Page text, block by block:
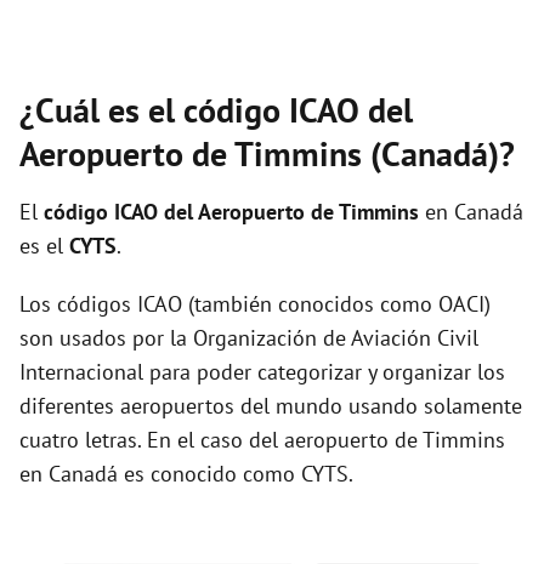
¿Cuál es el código ICAO del
Aeropuerto de Timmins (Canadá)?
El código ICAO delAeropuerto de Timmins en Canadá
es el CYTS.
Los códigos ICAO (también conocidos como OACI)
son usados por la Organización de Aviación Civil
Internacional para poder categorizar y organizar los
diferentes aeropuertos del mundo usando solamente
cuatro letras. En el caso del aeropuerto de Timmins
en Canadá es conocido como CYTS.